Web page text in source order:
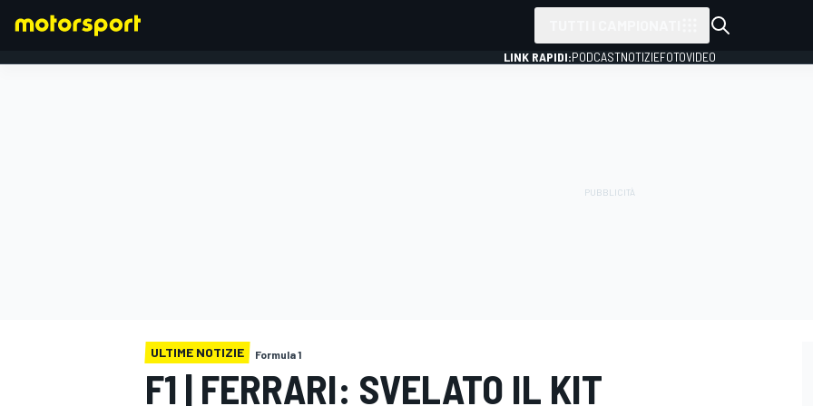
LINK RAPIDI:PODCASTNOTIZIEFOTOVIDEO
ULTIME NOTIZIE Formula 1
F1 | FERRARI: SVELATO IL KIT